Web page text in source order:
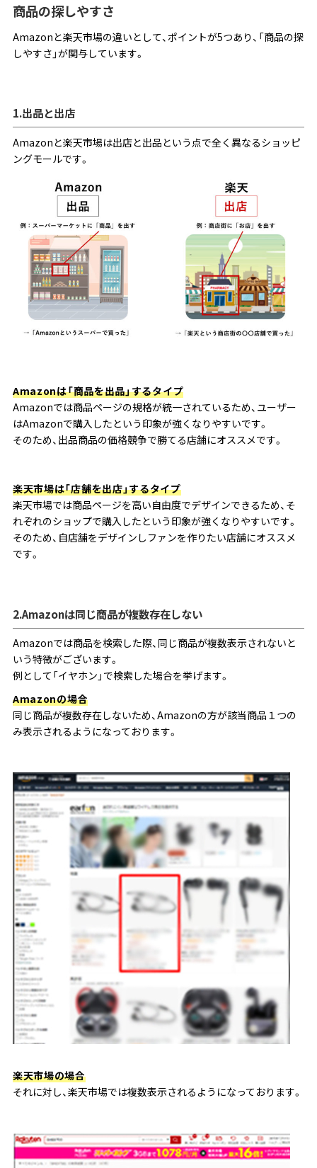
商品の探しやすさ
Amazonと楽天市場の違いとして、ポイントが5つあり、「商品の探
しやすさ」が関与しています。
1.出品と出店
Amazonと楽天市場は出店と出品という点で全く異なるショッピ
ングモールです。
Amazonは「商品を出品」するタイプ
Amazonでは商品ページの規格が統一されているため、ユーザー
はAmazonで購入したという印象が強くなりやすいです。
そのため、出品商品の価格競争で勝てる店舗にオススメです。
楽天市場は「店舗を出店」するタイプ
楽天市場では商品ページを高い自由度でデザインできるため、そ
れぞれのショップで購入したという印象が強くなりやすいです。
そのため、自店舗をデザインしファンを作りたい店舗にオススメ
です。
2.Amazonは同じ商品が複数存在しない
Amazonでは商品を検索した際、同じ商品が複数表示されないと
いう特徴がございます。
例として「イヤホン」で検索した場合を挙げます。
Amazonの場合
同じ商品が複数存在しないため、Amazonの方が該当商品１つの
み表示されるようになっております。
楽天市場の場合
それに対し、楽天市場では複数表示されるようになっております。